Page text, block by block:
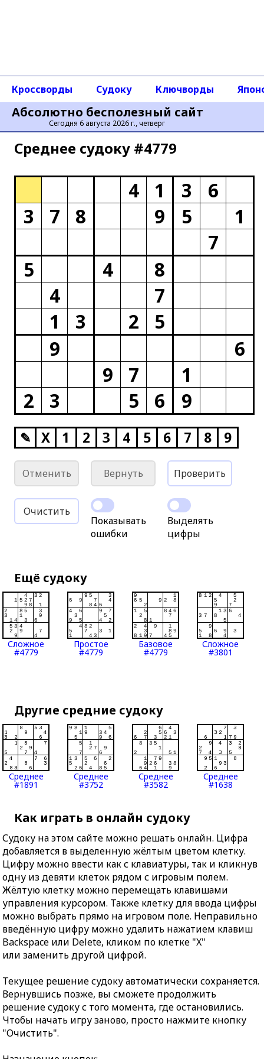
Абсолютно бесполезный сайт
Сегодня 6 августа 2026 г., четверг
Кроссворды Судоку Ключворды
Среднее cудоку #4779
4 1 3
6
3
7 8 9 5
1
7
5
4
8
4
7
1
3 2
5
9
6
9
7
1
2
3 5 6 9
✎ X 1 2 3 4 5 6 7 8 9
Отменить Вернуть Проверить
Очистить
Показывать
ошибки
Выделять
цифры
Ещё судоку
Сложное
#4779
Простое
#4779
Базовое
#4779
Сложное
#3801
Другие средние судоку
Среднее
#1891
Среднее
#3752
Среднее
#3582
Среднее
#1638
Как играть в онлайн судоку
Судоку на этом сайте можно решать онлайн. Цифра
добавляется в выделенную жёлтым цветом клетку.
Цифру можно ввести как с клавиатуры, так и кликнув
одну из девяти клеток рядом с игровым полем.
Жёлтую клетку можно перемещать клавишами
управления курсором. Также клетку для ввода цифры
можно выбрать прямо на игровом поле. Неправильно
введённую цифру можно удалить нажатием клавиш
Backspace или Delete, кликом по клетке "X"
или заменить другой цифрой.
Текущее решение судоку автоматически сохраняется.
Вернувшись позже, вы сможете продолжить
решение судоку с того момента, где остановились.
Чтобы начать игру заново, просто нажмите кнопку
"Очистить".